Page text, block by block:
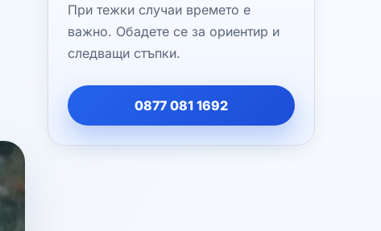
При тежки случаи времето е
важно. Обадете се за ориентир и
следващи стъпки.
0877 081 1692